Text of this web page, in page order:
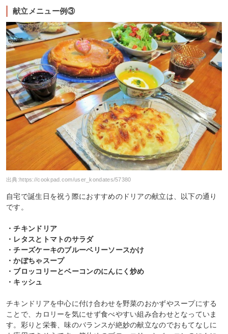
献立メニュー例③
出典:https://cookpad.com/user_kondates/57380
自宅で誕生日を祝う際におすすめのドリアの献立は、以下の通り
です。
・チキンドリア
・レタスとトマトのサラダ
・チーズケーキのブルーベリーソースかけ
・かぼちゃスープ
・ブロッコリーとベーコンのにんにく炒め
・キッシュ
チキンドリアを中心に付け合わせを野菜のおかずやスープにする
ことで、カロリーを気にせず食べやすい組み合わせとなっていま
す。彩りと栄養、味のバランスが絶妙の献立なのでおもてなしに